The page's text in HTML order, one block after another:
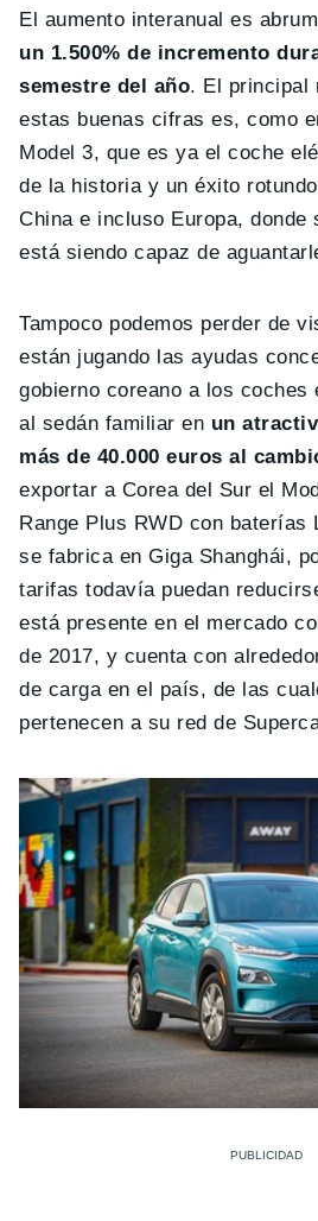
El aumento interanual es
un 1.500% de incremento
semestre del año. El principal
estas buenas cifras es, como
Model 3, que es ya el coche
de la historia y un éxito
China e incluso Europa, donde
está siendo capaz de
Tampoco podemos perder de
están jugando las ayudas
gobierno coreano a los
al sedán familiar en un
más de 40.000 euros al
exportar a Corea del Sur el
Range Plus RWD con baterías
se fabrica en Giga Shanghái,
tarifas todavía puedan
está presente en el mercado
de 2017, y cuenta con
de carga en el país, de las
pertenecen a su red de